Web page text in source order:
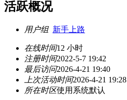
活跃概况
用户组 新手上路
在线时间12 小时
注册时间2022-5-7 19:42
最后访问2026-4-21 19:40
上次活动时间2026-4-21 19:28
所在时区使用系统默认